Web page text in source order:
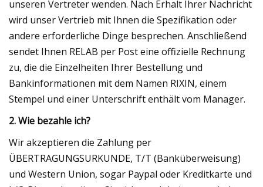
unseren Vertreter wenden. Nach Erhalt Ihrer Nachricht
wird unser Vertrieb mit Ihnen die Spezifikation oder
andere erforderliche Dinge besprechen. Anschließend
sendet Ihnen RELAB per Post eine offizielle Rechnung
zu, die die Einzelheiten Ihrer Bestellung und
Bankinformationen mit dem Namen RIXIN, einem
Stempel und einer Unterschrift enthält vom Manager.
2. Wie bezahle ich?
Wir akzeptieren die Zahlung per
ÜBERTRAGUNGSURKUNDE, T/T (Banküberweisung)
und Western Union, sogar Paypal oder Kreditkarte und